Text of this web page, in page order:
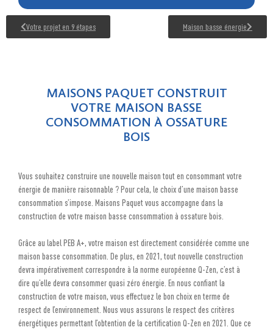
Votre projet en 9 étapes Maison basse énergie
MAISONS PAQUET CONSTRUIT
VOTRE MAISON BASSE
CONSOMMATION À OSSATURE
BOIS
Vous souhaitez construire une nouvelle maison tout en consommant votre
énergie de manière raisonnable ? Pour cela, le choix d’une maison basse
consommation s’impose. Maisons Paquet vous accompagne dans la
construction de votre maison basse consommation à ossature bois.
Grâce au label PEB A+, votre maison est directement considérée comme une
maison basse consommation. De plus, en 2021, tout nouvelle construction
devra impérativement correspondre à la norme européenne Q-Zen, c’est à
dire qu’elle devra consommer quasi zéro énergie. En nous confiant la
construction de votre maison, vous effectuez le bon choix en terme de
respect de l’environnement. Nous vous assurons le respect des critères
énergétiques permettant l’obtention de la certification Q-Zen en 2021. Que ce